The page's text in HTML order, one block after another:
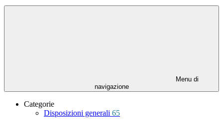
Menu di
navigazione
Categorie
Disposizioni generali 65